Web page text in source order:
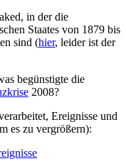
in der die
Staates von 1879 bis
sind (hier, leider ist der
begünstigte die
2008?
Ereignisse und
es zu vergrößern):